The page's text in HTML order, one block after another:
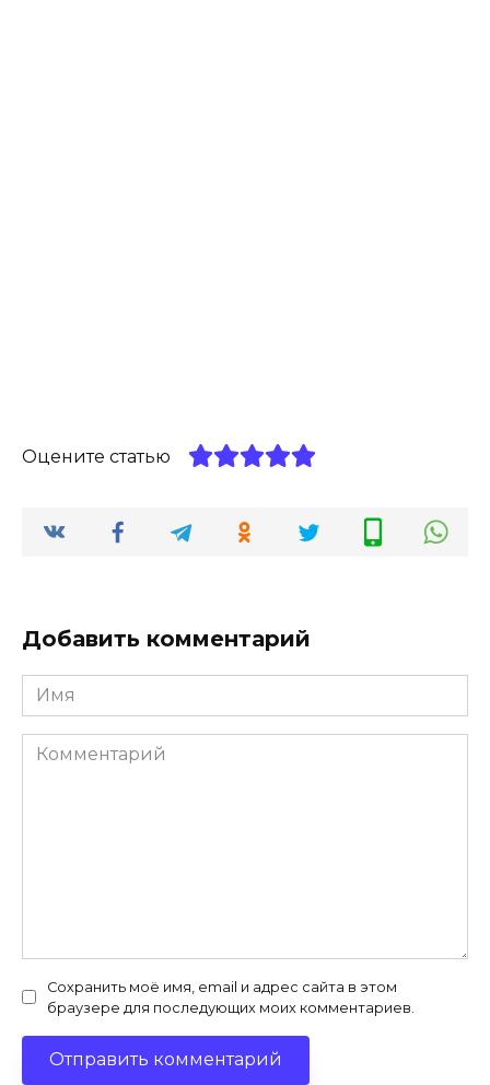
Оцените статью
Добавить комментарий
Имя
*
Комментарий
Сохранить моё имя, email и адрес сайта в этом
браузере для последующих моих комментариев.